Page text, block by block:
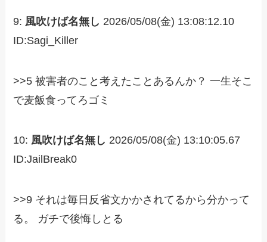
9: 風吹けば名無し 2026/05/08(金) 13:08:12.10
ID:Sagi_Killer
>>5 被害者のこと考えたことあるんか？ 一生そこ
で麦飯食ってろゴミ
10: 風吹けば名無し 2026/05/08(金) 13:10:05.67
ID:JailBreak0
>>9 それは毎日反省文かかされてるから分かって
る。 ガチで後悔しとる